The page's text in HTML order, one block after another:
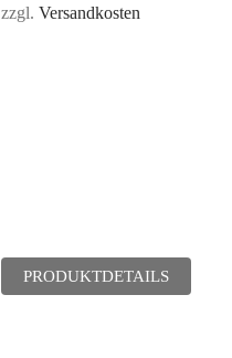
zzgl. Versandkosten
PRODUKTDETAILS